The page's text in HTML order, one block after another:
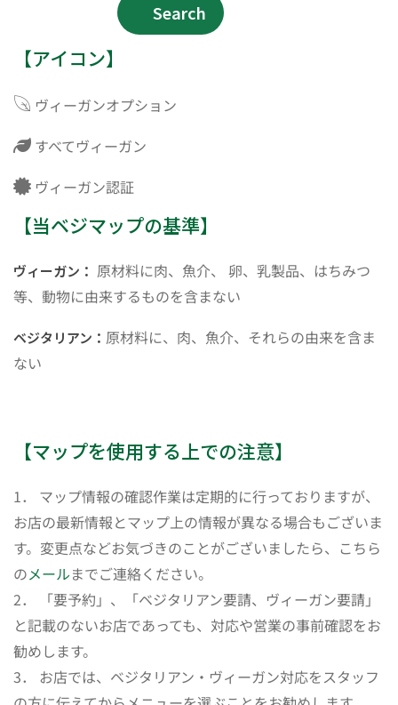
Search
【アイコン】
ヴィーガンオプション
すべてヴィーガン
ヴィーガン認証
【当ベジマップの基準】
ヴィーガン： 原材料に肉、魚介、 卵、乳製品、はちみつ
等、動物に由来するものを含まない
ベジタリアン： 原材料に、肉、魚介、それらの由来を含ま
ない
【マップを使用する上での注意】
1． マップ情報の確認作業は定期的に行っておりますが、
お店の最新情報とマップ上の情報が異なる場合もございま
す。変更点などお気づきのことがございましたら、こちら
のメールまでご連絡ください。
2． 「要予約」、「ベジタリアン要請、ヴィーガン要請」
と記載のないお店であっても、対応や営業の事前確認をお
勧めします。
3． お店では、ベジタリアン・ヴィーガン対応をスタッフ